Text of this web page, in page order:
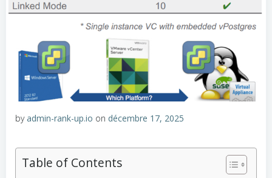
byadmin-rank-up.io on décembre 17, 2025
Table of Contents